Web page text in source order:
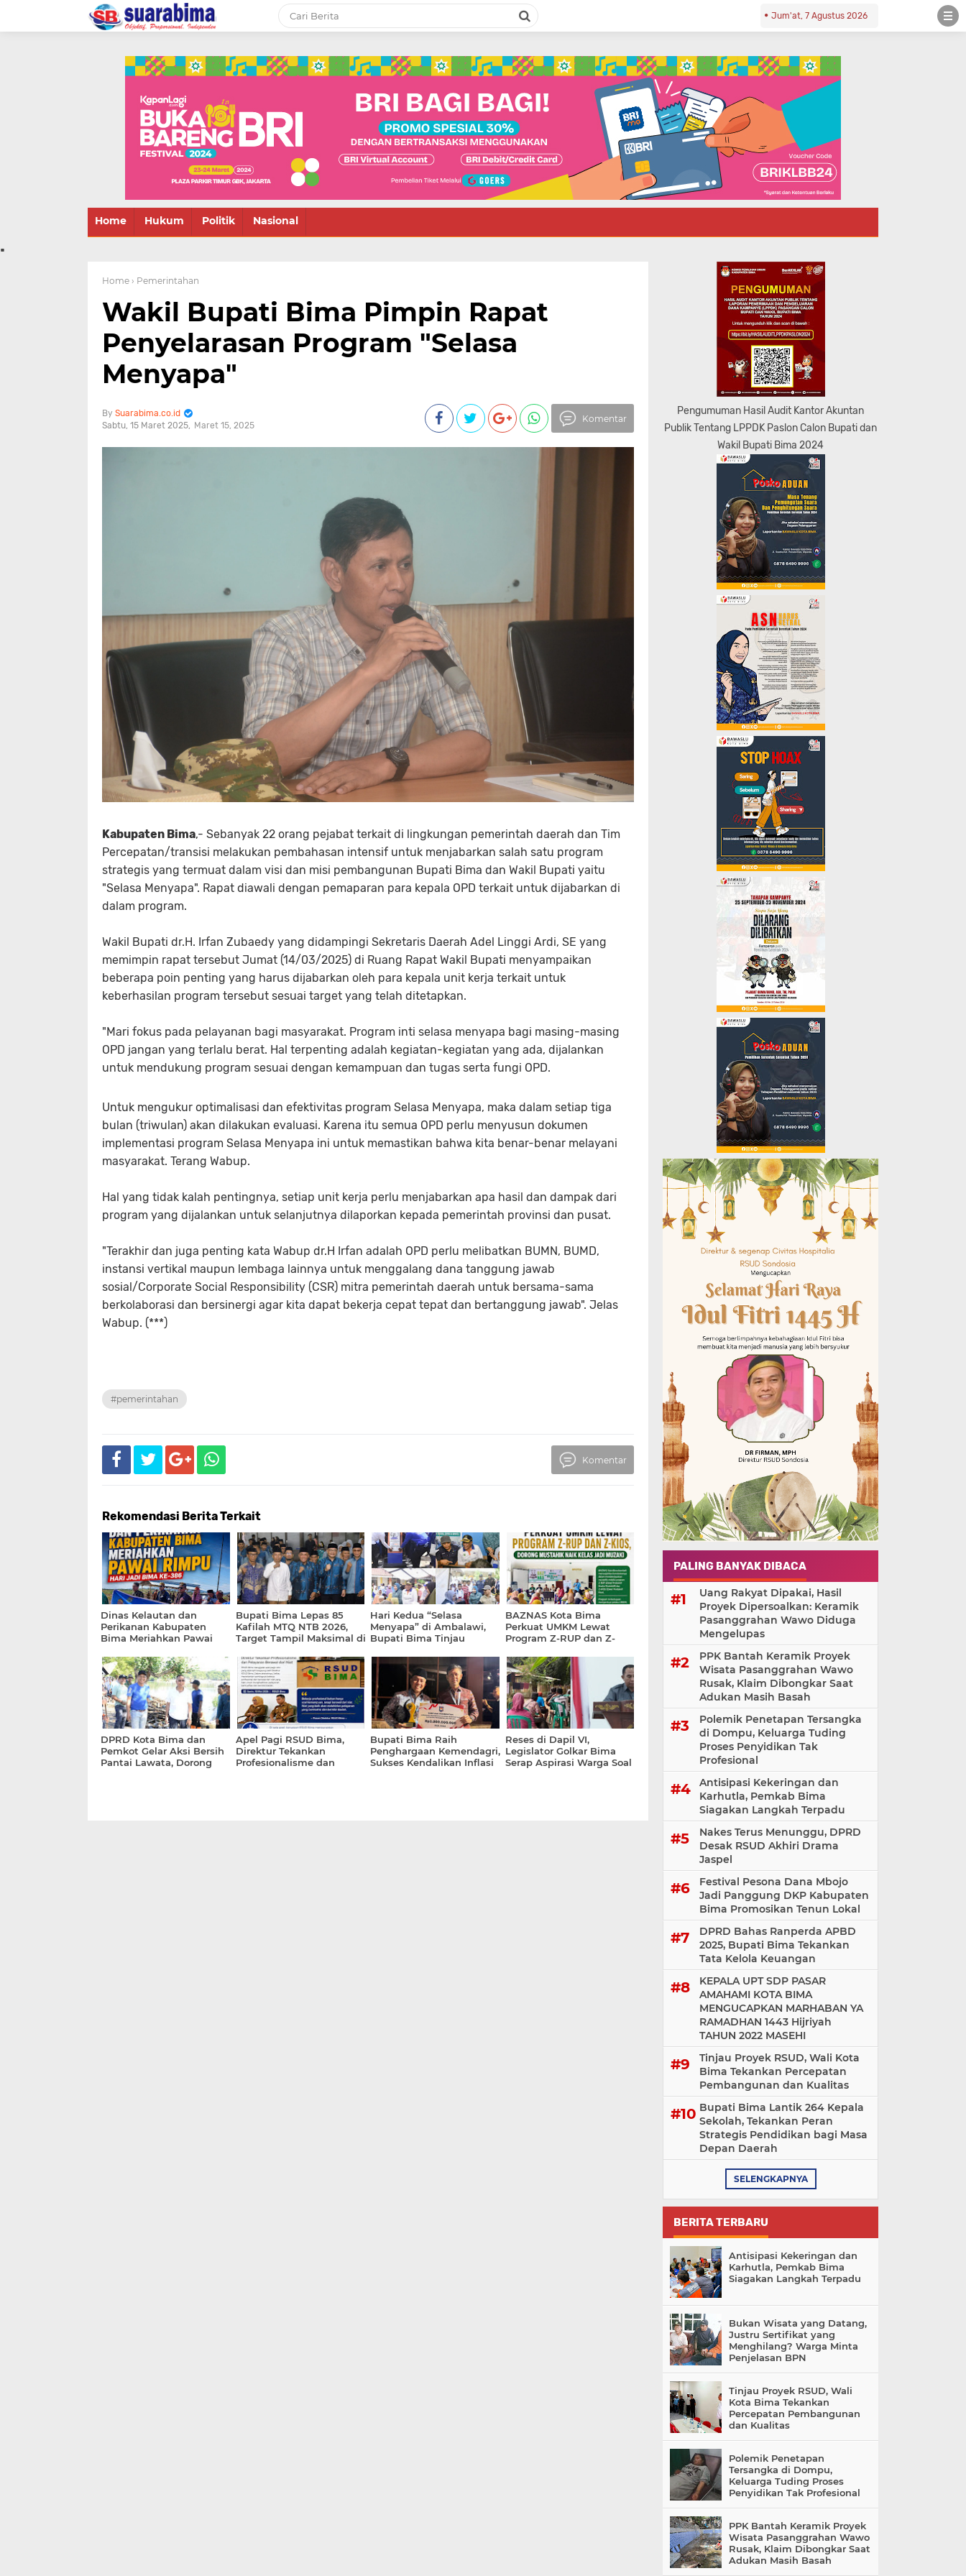
informasi terbaru tentang
Bima dan daerah sekitar
Jum'at, 7 Agustus 2026
Home Hukum Politik Nasional
.
Home › Pemerintahan
Wakil Bupati Bima Pimpin Rapat
Penyelarasan Program "Selasa
Menyapa"
Suarabima.co.id
Sabtu, 15 Maret 2025
Maret 15, 2025
Komentar
Kabupaten Bima,- Sebanyak 22 orang pejabat terkait di lingkungan pemerintah daerah dan Tim
Percepatan/transisi melakukan pembahasan intensif untuk menjabarkan salah satu program
strategis yang termuat dalam visi dan misi pembangunan Bupati Bima dan Wakil Bupati yaitu
"Selasa Menyapa". Rapat diawali dengan pemaparan para kepala OPD terkait untuk dijabarkan di
dalam program.
Wakil Bupati dr.H. Irfan Zubaedy yang didampingi Sekretaris Daerah Adel Linggi Ardi, SE yang
memimpin rapat tersebut Jumat (14/03/2025) di Ruang Rapat Wakil Bupati menyampaikan
beberapa poin penting yang harus dijabarkan oleh para kepala unit kerja terkait untuk
keberhasilan program tersebut sesuai target yang telah ditetapkan.
"Mari fokus pada pelayanan bagi masyarakat. Program inti selasa menyapa bagi masing-masing
OPD jangan yang terlalu berat. Hal terpenting adalah kegiatan-kegiatan yang ada, dijalankan
untuk mendukung program sesuai dengan kemampuan dan tugas serta fungi OPD.
Untuk mengukur optimalisasi dan efektivitas program Selasa Menyapa, maka dalam setiap tiga
bulan (triwulan) akan dilakukan evaluasi. Karena itu semua OPD perlu menyusun dokumen
implementasi program Selasa Menyapa ini untuk memastikan bahwa kita benar-benar melayani
masyarakat. Terang Wabup.
Hal yang tidak kalah pentingnya, setiap unit kerja perlu menjabarkan apa hasil dan dampak dari
program yang dijalankan untuk selanjutnya dilaporkan kepada pemerintah provinsi dan pusat.
"Terakhir dan juga penting kata Wabup dr.H Irfan adalah OPD perlu melibatkan BUMN, BUMD,
instansi vertikal maupun lembaga lainnya untuk menggalang dana tanggung jawab
sosial/Corporate Social Responsibility (CSR) mitra pemerintah daerah untuk bersama-sama
berkolaborasi dan bersinergi agar kita dapat bekerja cepat tepat dan bertanggung jawab". Jelas
Wabup. (***)
#pemerintahan
Komentar
Rekomendasi Berita Terkait
Dinas Kelautan dan
Perikanan Kabupaten
Bima Meriahkan Pawai
386
Bupati Bima Lepas 85
Kafilah MTQ NTB 2026,
Target Tampil Maksimal di
Hari Kedua “Selasa
Menyapa” di Ambalawi,
Bupati Bima Tinjau
Pelayanan Publik
BAZNAS Kota Bima
Perkuat UMKM Lewat
Program Z-RUP dan Z-
Naik Kelas Jadi Muzaki
DPRD Kota Bima dan
Pemkot Gelar Aksi Bersih
Pantai Lawata, Dorong
Apel Pagi RSUD Bima,
Direktur Tekankan
Profesionalisme dan
Bupati Bima Raih
Penghargaan Kemendagri,
Sukses Kendalikan Inflasi
Reses di Dapil VI,
Legislator Golkar Bima
Serap Aspirasi Warga Soal
Pengumuman Hasil Audit Kantor Akuntan
Publik Tentang LPPDK Paslon Calon Bupati dan
Wakil Bupati Bima 2024
PALING BANYAK DIBACA
Uang Rakyat Dipakai, Hasil
Proyek Dipersoalkan: Keramik
Pasanggrahan Wawo Diduga
Mengelupas
PPK Bantah Keramik Proyek
Wisata Pasanggrahan Wawo
Rusak, Klaim Dibongkar Saat
Adukan Masih Basah
Polemik Penetapan Tersangka
di Dompu, Keluarga Tuding
Proses Penyidikan Tak
Profesional
Antisipasi Kekeringan dan
Karhutla, Pemkab Bima
Siagakan Langkah Terpadu
Nakes Terus Menunggu, DPRD
Desak RSUD Akhiri Drama
Jaspel
Festival Pesona Dana Mbojo
Jadi Panggung DKP Kabupaten
Bima Promosikan Tenun Lokal
DPRD Bahas Ranperda APBD
2025, Bupati Bima Tekankan
Tata Kelola Keuangan
KEPALA UPT SDP PASAR
AMAHAMI KOTA BIMA
MENGUCAPKAN MARHABAN YA
RAMADHAN 1443 Hijriyah
TAHUN 2022 MASEHI
Tinjau Proyek RSUD, Wali Kota
Bima Tekankan Percepatan
Pembangunan dan Kualitas
Bupati Bima Lantik 264 Kepala
Sekolah, Tekankan Peran
Strategis Pendidikan bagi Masa
Depan Daerah
SELENGKAPNYA
BERITA TERBARU
Antisipasi Kekeringan dan
Karhutla, Pemkab Bima
Siagakan Langkah Terpadu
Bukan Wisata yang Datang,
Justru Sertifikat yang
Menghilang? Warga Minta
Penjelasan BPN
Tinjau Proyek RSUD, Wali
Kota Bima Tekankan
Percepatan Pembangunan
dan Kualitas
Polemik Penetapan
Tersangka di Dompu,
Keluarga Tuding Proses
Penyidikan Tak Profesional
PPK Bantah Keramik Proyek
Wisata Pasanggrahan Wawo
Rusak, Klaim Dibongkar Saat
Adukan Masih Basah